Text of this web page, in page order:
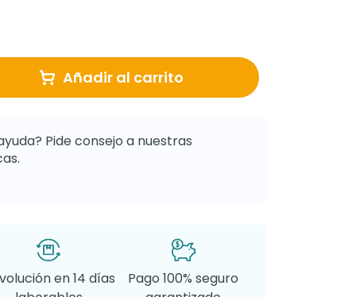
Añadir al carrito
Pide consejo a nuestras
en 14 días
Pago 100% seguro